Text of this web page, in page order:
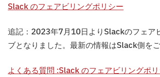
Slack のフェアビリングポリシー
追記：2023年7月10日よりSlackのフェア
ブとなりました。最新の情報はSlack側をご
よくある質問 :Slack のフェアビリングポ